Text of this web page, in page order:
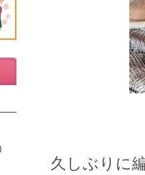
久しぶりに